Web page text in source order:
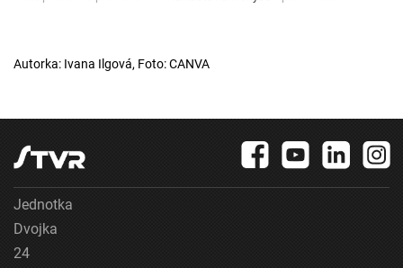
Autorka: Ivana Ilgová, Foto: CANVA
Jednotka
Dvojka
24